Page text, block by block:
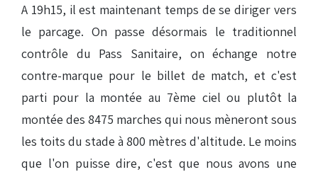
A 19h15, il est maintenant temps de se diriger vers
le parcage. On passe désormais le traditionnel
contrôle du Pass Sanitaire, on échange notre
contre-marque pour le billet de match, et c'est
parti pour la montée au 7ème ciel ou plutôt la
montée des 8475 marches qui nous mèneront sous
les toits du stade à 800 mètres d'altitude. Le moins
que l'on puisse dire, c'est que nous avons une